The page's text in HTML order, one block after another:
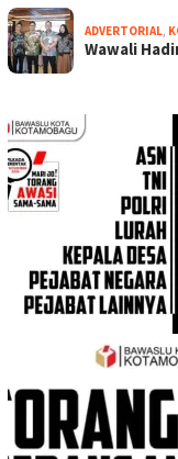
ADVERTORIAL,
Wawali